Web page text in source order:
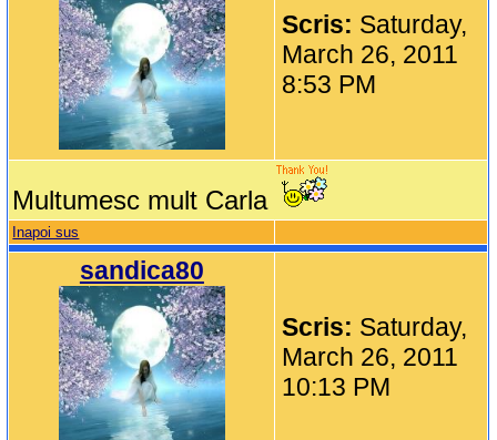
Scris: Saturday,
March 26, 2011
8:53 PM
Multumesc mult Carla
Inapoi sus
sandica80
Scris: Saturday,
March 26, 2011
10:13 PM